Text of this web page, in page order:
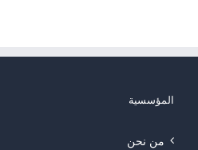
المؤسسية
من نحن